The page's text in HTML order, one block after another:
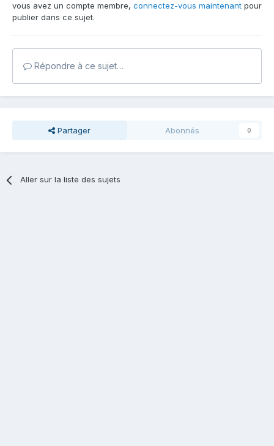
vous avez un compte membre, connectez-vous maintenant pour
publier dans ce sujet.
Répondre à ce sujet…
Partager Abonnés 0
Aller sur la liste des sujets